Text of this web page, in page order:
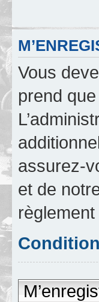
Vous
prend
assurez-
et de